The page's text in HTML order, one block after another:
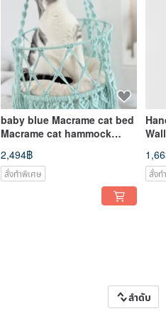
baby blue Macrame cat bed
Macrame cat hammock
Hanging cat swing Large
cat tree
2,494฿
สั่งทำพิเศษ สั่งท
ลำดับ